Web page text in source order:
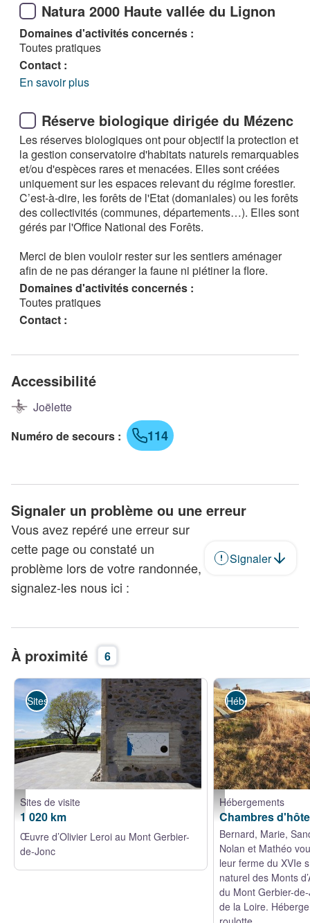
Natura 2000 Haute vallée du Lignon
Domaines d'activités concernés :
Toutes pratiques
Contact :
En savoir plus
Réserve biologique dirigée du Mézenc
Les réserves biologiques ont pour objectif la protection et
la gestion conservatoire d'habitats naturels remarquables
et/ou d'espèces rares et menacées. Elles sont créées
uniquement sur les espaces relevant du régime forestier.
C’est-à-dire, les forêts de l'Etat (domaniales) ou les forêts
des collectivités (communes, départements…). Elles sont
gérés par l'Office National des Forêts.
Merci de bien vouloir rester sur les sentiers aménager
afin de ne pas déranger la faune ni piétiner la flore.
Domaines d'activités concernés :
Toutes pratiques
Contact :
Accessibilité
Joëlette
Numéro de secours : 114
Signaler un problème ou une erreur
Vous avez repéré une erreur sur
cette page ou constaté un
problème lors de votre randonnée,
signalez-les nous ici :
Signaler
À proximité 6
1020km d'Olivier Leroi - N. Lelièvre
Sites de visite
Sites de visite
1 020 km
Œuvre d’Olivier Leroi au Mont Gerbier-
de-Jonc
Clévacances
Hébergements
Hébergements
Chambres
Bernard, Marie,
Nolan et Mathéo
leur ferme du XVIe
naturel des Monts
du Mont Gerbier-
de la Loire.